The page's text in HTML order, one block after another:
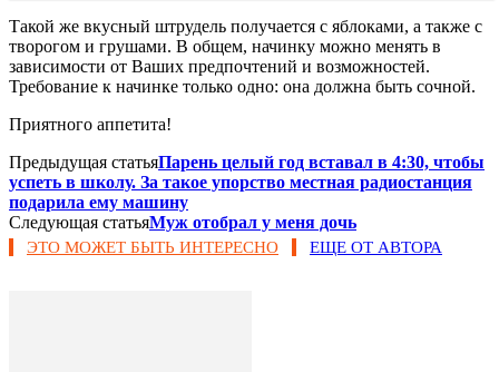
Такой же вкусный штрудель получается с яблоками, а также с
творогом и грушами. В общем, начинку можно менять в
зависимости от Ваших предпочтений и возможностей.
Требование к начинке только одно: она должна быть сочной.
Приятного аппетита!
Предыдущая статьяПарень целый год вставал в 4:30, чтобы
успеть в школу. За такое упорство местная радиостанция
подарила ему машину
Следующая статьяМуж отобрал у меня дочь
ЭТО МОЖЕТ БЫТЬ ИНТЕРЕСНО ЕЩЕ ОТ АВТОРА